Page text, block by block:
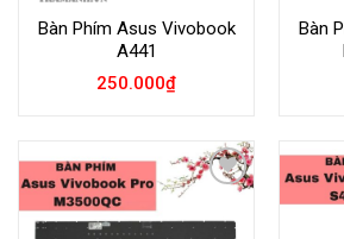
Bàn Phím Asus Vivobook
A441
250.000₫
Bàn
Wishlist